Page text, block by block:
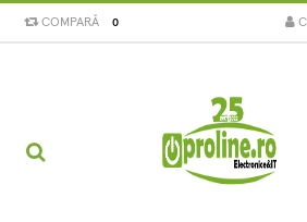
COMPARĂ 0